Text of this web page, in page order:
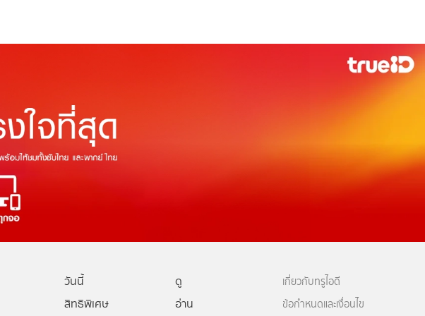
วันนี้
ดู
สิทธิพิเศษ
อ่าน
เกี่ยวกับทรูไอดี
ข้อกำหนดและเงื่อนไข